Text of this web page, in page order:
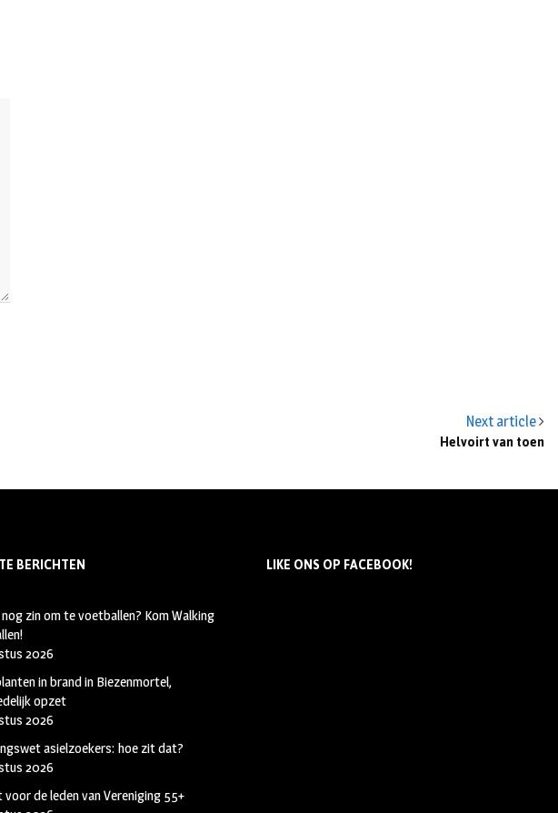
Next article
Helvoirt van toen
BERICHTEN
zin om te voetballen? Kom Walking
2026
in brand in Biezenmortel,
opzet
2026
asielzoekers: hoe zit dat?
2026
voor de leden van Vereniging 55+
LIKE ONS OP FACEBOOK!